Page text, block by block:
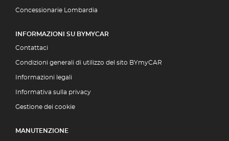
Concessionarie Lombardia
INFORMAZIONI SU BYMYCAR
Contattaci
Condizioni generali di utilizzo del sito BYmyCAR
Informazioni legali
Informativa sulla privacy
Gestione dei cookie
MANUTENZIONE